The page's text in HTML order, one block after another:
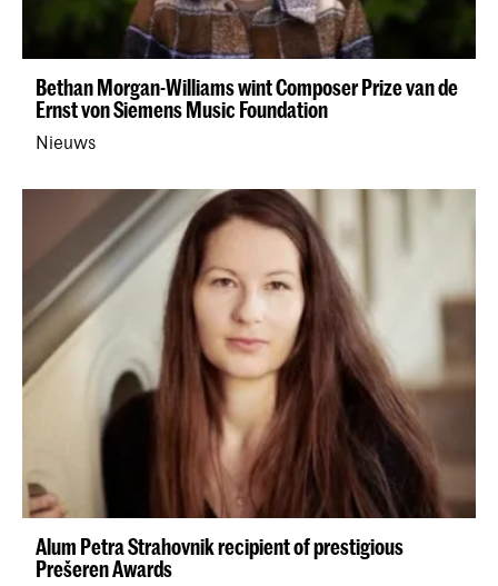
Bethan Morgan-Williams wint Composer Prize van de
Ernst von Siemens Music Foundation
Nieuws
Alum Petra Strahovnik recipient of prestigious
Prešeren Awards